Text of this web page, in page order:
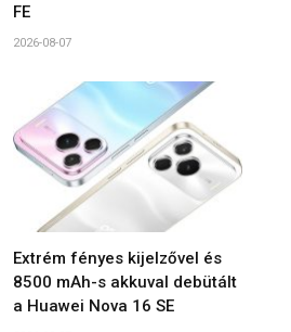
FE
2026-08-07
Extrém fényes kijelzővel és
8500 mAh-s akkuval debütált
a Huawei Nova 16 SE